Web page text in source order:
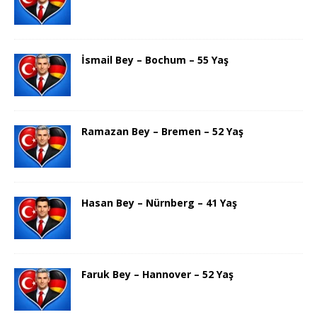
İsmail Bey – Bochum – 55 Yaş
Ramazan Bey – Bremen – 52 Yaş
Hasan Bey – Nürnberg – 41 Yaş
Faruk Bey – Hannover – 52 Yaş